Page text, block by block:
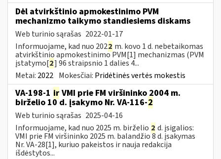
Dėl atvirkštinio apmokestinimo PVM
mechanizmo taikymo standiesiems diskams
Web turinio sąrašas 2022-01-17
Informuojame, kad nuo 2022 m. kovo 1 d. nebetaikomas
atvirkštinio apmokestinimo PVM[1] mechanizmas (PVM
įstatymo[2] 96 straipsnio 1 dalies 4...
Metai: 2022 Mokesčiai: Pridėtinės vertės mokestis
VA-198-1 ir VMI prie FM viršininko 2004 m.
birželio 10 d. įsakymo Nr. VA-116-2
Web turinio sąrašas 2025-04-16
Informuojame, kad nuo 2025 m. birželio 2 d. įsigalios:
VMI prie FM viršininko 2025 m. balandžio 8 d. įsakymas
Nr. VA-28[1], kuriuo pakeistos ir nauja redakcija
išdėstytos...